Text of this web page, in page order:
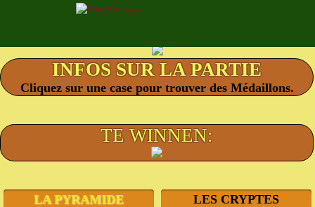
Cliquez sur une case pour trouver des Médaillons.
TE WINNEN:
LA PYRAMIDE LES CRYPTES